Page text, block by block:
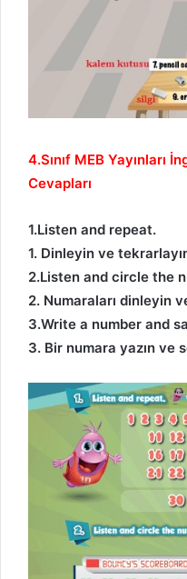
4.Sınıf MEB Yayınları
Cevapları
1.Listen and repeat.
1. Dinleyin ve
2.Listen and circle the
2. Numaraları dinleyin
3.Write a number and
3. Bir numara yazın ve